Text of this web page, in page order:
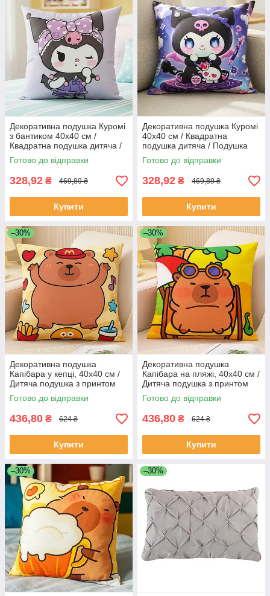
Декоративна подушка Куромі
з бантиком 40х40 см /
Квадратна подушка дитяча /
Подушка велюр
Готово до відправки
328,92 ₴ 469,89 ₴
Купити
Декоративна подушка Куромі
40х40 см / Квадратна
подушка дитяча / Подушка
велюр
Готово до відправки
328,92 ₴ 469,89 ₴
Купити
–30%
Декоративна подушка
Капібара у кепці, 40х40 см /
Дитяча подушка з принтом
Готово до відправки
436,80 ₴ 624 ₴
Купити
–30%
Декоративна подушка
Капібара на пляжі, 40х40 см /
Дитяча подушка з принтом
Готово до відправки
436,80 ₴ 624 ₴
Купити
–30% –30%